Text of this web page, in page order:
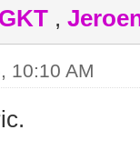
,
10:10 AM